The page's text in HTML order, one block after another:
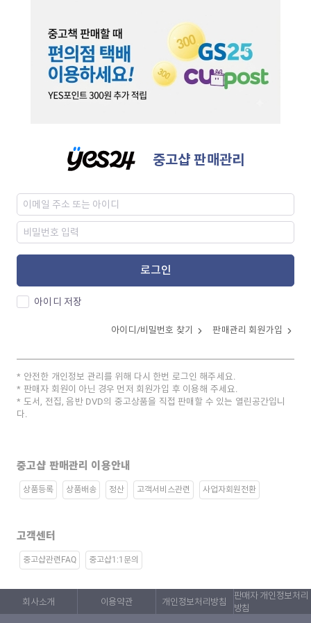
중고샵 판매관리
로그인
아이디 저장
아이디/비밀번호 찾기 판매관리 회원가입
안전한 개인정보 관리를 위해 다시 한번 로그인 해주세요.
판매자 회원이 아닌 경우 먼저 회원가입 후 이용해 주세요.
도서, 전집, 음반 DVD의 중고상품을 직접 판매할 수 있는 열린공간입니
다.
중고샵 판매관리 이용안내
상품등록 상품배송 정산 고객서비스관련 사업자회원전환
고객센터
중고샵관련FAQ 중고샵1:1문의
회사소개 이용약관 개인정보처리방침
판매자 개인정보처리
방침